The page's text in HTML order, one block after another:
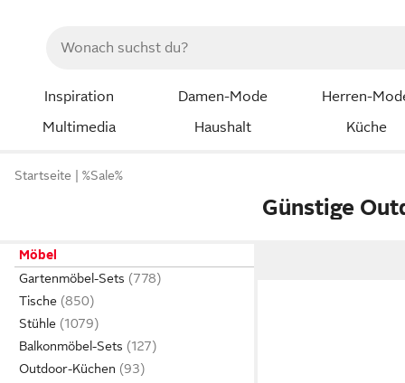
Inspiration Damen-Mode
Herren-
Multimedia
Haushalt Küche
Startseite %Sale%
Günstige
Möbel
Gartenmöbel-Sets
Tische
Stühle
Balkonmöbel-Sets
Outdoor-Küchen